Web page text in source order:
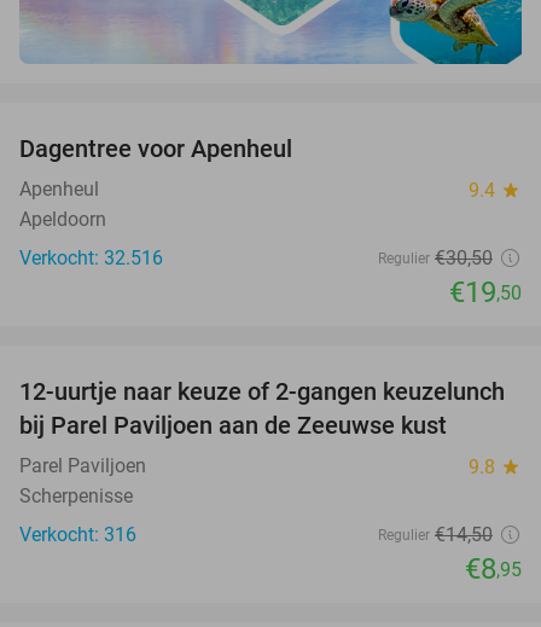
Dagentree voor Apenheul
Apenheul 9.4 star
Apeldoorn
Verkocht: 32.516
Regulier €30,50
€19,50
38%
12-uurtje naar keuze of 2-gangen keuzelunch
bij Parel Paviljoen aan de Zeeuwse kust
Parel Paviljoen 9.8 star
Scherpenisse
Verkocht: 316
Regulier €14,50
€8,95